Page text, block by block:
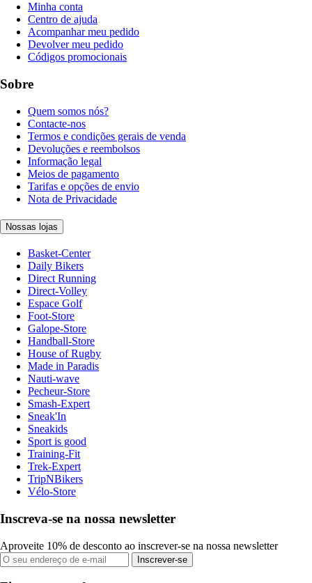
Minha conta
Centro de ajuda
Acompanhar meu pedido
Devolver meu pedido
Códigos promocionais
Sobre
Quem somos nós?
Contacte-nos
Termos e condições gerais de venda
Devoluções e reembolsos
Informação legal
Meios de pagamento
Tarifas e opções de envio
Nota de Privacidade
Nossas lojas
Basket-Center
Daily Bikers
Direct Running
Direct-Volley
Espace Golf
Foot-Store
Galope-Store
Handball-Store
House of Rugby
Made in Paradis
Nauti-wave
Pecheur-Store
Smash-Expert
Sneak'In
Sneakids
Sport is good
Training-Fit
Trek-Expert
TripNBikers
Vélo-Store
Inscreva-se na nossa newsletter
Aproveite 10% de desconto ao inscrever-se na nossa newsletter
Inscrever-se